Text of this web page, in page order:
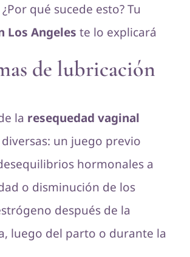
qué sucede esto? Tu
Los Angeles te lo explicará
de lubricación
la resequedad vaginal
un juego previo
hormonales a
o disminución de los
después de la
luego del parto o durante la